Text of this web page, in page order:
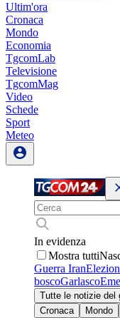
Ultim'ora
Cronaca
Mondo
Economia
TgcomLab
Televisione
TgcomMag
Video
Schede
Sport
Meteo
In evidenza
Mostra tutti
Guerra Iran
boscoGarlasco
Tutte le notizie del
Cronaca
Mondo